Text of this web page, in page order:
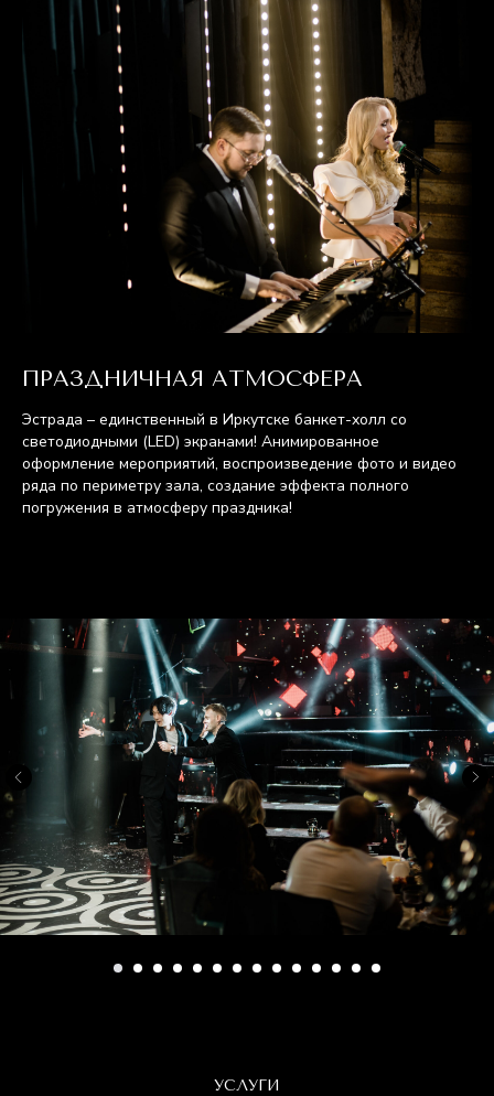
ПРАЗДНИЧНАЯ АТМОСФЕРА
Эстрада – единственный в Иркутске банкет-холл со
светодиодными (LED) экранами! Анимированное
оформление мероприятий, воспроизведение фото и видео
ряда по периметру зала, создание эффекта полного
погружения в атмосферу праздника!
УСЛУГИ
ОБСУДИТЬ ДЕТАЛИ